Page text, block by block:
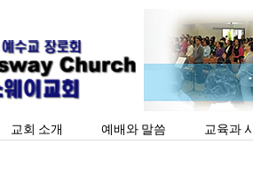
교회 소개 예배와 말씀 교육과